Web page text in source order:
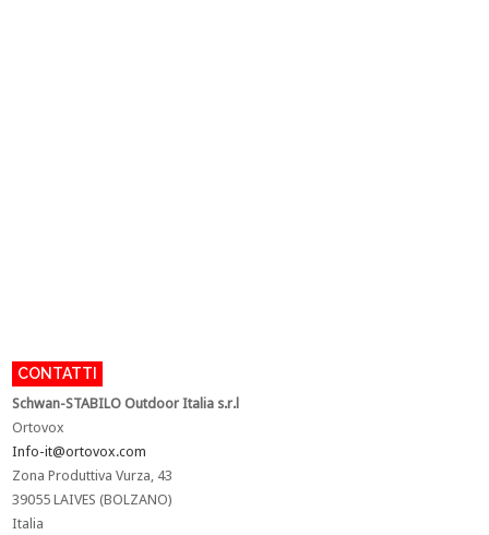
CONTATTI
Schwan-STABILO Outdoor Italia s.r.l
Ortovox
Info-it@ortovox.com
Zona Produttiva Vurza, 43
39055 LAIVES (BOLZANO)
Italia